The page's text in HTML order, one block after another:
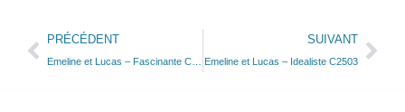
PRÉCÉDENT SUIVANT
Emeline et Lucas – Idealiste C2503